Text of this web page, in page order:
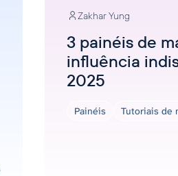
Zakhar Yung
3 painéis de
influência
2025
Painéis Tutoriais de